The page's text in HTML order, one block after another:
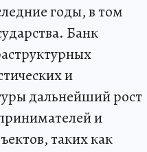
годы, в том
Банк
и
дальнейший рост
и
таких как